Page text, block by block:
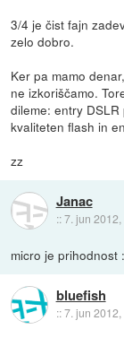
3/4 je čist fajn
zelo dobro.
Ker pa mamo
ne izkoriščamo.
dileme: entry
kvaliteten flash in
zz
Janac
::7. jun 2012,
micro je prihodnost
bluefish
::7. jun 2012,